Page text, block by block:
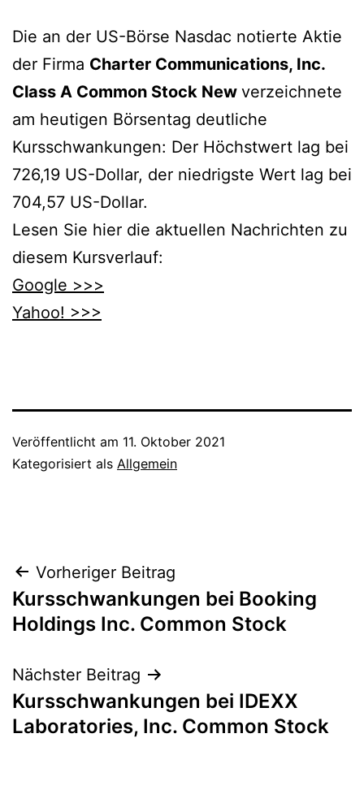
Die an der US-Börse Nasdac notierte Aktie
der Firma Charter Communications, Inc.
Class A Common Stock New verzeichnete
am heutigen Börsentag deutliche
Kursschwankungen: Der Höchstwert lag bei
726,19 US-Dollar, der niedrigste Wert lag bei
704,57 US-Dollar.
Lesen Sie hier die aktuellen Nachrichten zu
diesem Kursverlauf:
Google >>>
Yahoo! >>>
Veröffentlicht am 11. Oktober 2021
Kategorisiert als Allgemein
Beitragsnavigation
Vorheriger Beitrag
Kursschwankungen bei Booking
Holdings Inc. Common Stock
Nächster Beitrag
Kursschwankungen bei IDEXX
Laboratories, Inc. Common Stock